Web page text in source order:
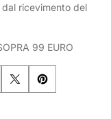
ricevimento del
99 EURO